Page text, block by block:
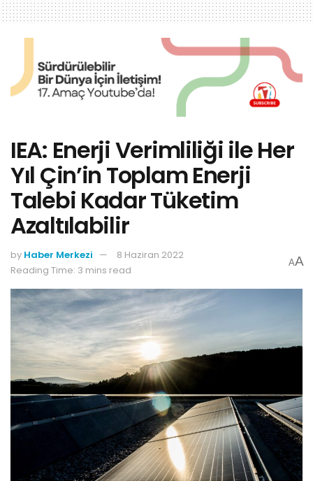
IEA: Enerji Verimliliği ile Her
Yıl Çin’in Toplam Enerji
Talebi Kadar Tüketim
Azaltılabilir
by Haber Merkezi
8 Haziran 2022
Reading Time: 3 mins read
AA